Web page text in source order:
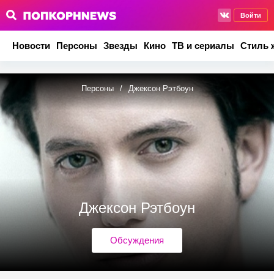
Войти
Новости Персоны Звезды Кино ТВ и сериалы Стиль
Персоны / Джексон Рэтбоун
Джексон Рэтбоун
Обсуждения